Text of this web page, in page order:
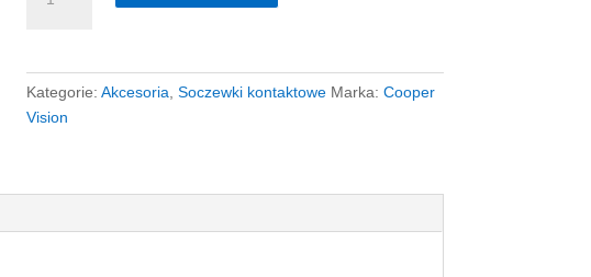
Eyeoxy
Kategorie: Akcesoria Soczewki kontaktowe Marka: Cooper
Vision